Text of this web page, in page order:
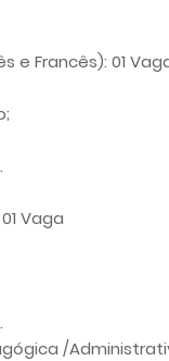
e Francês): 01
Vaga
/